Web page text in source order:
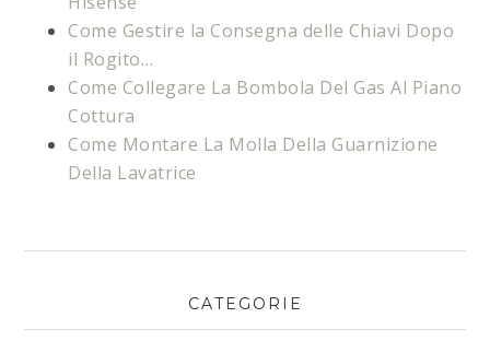
Come Gestire la Consegna delle Chiavi Dopo
il Rogito…
Come Collegare La Bombola Del Gas Al Piano
Cottura
Come Montare La Molla Della Guarnizione
Della Lavatrice
CATEGORIE